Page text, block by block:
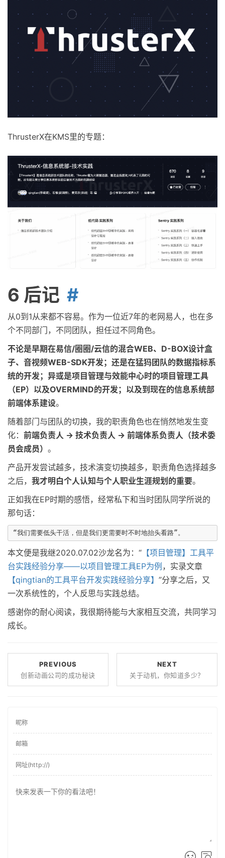
ThrusterX在KMS里的专题：
6 后记
从0到1从来都不容易。作为一位近7年的老网易人，也在多
个不同部门，不同团队，担任过不同角色。
不论是早期在易信/圈圈/云信的混合WEB、D-BOX设计盒
子、音视频WEB-SDK开发；还是在猛犸团队的数据指标系
统的开发；异或是项目管理与效能中心时的项目管理工具
（EP）以及OVERMIND的开发；以及到现在的信息系统部
前端体系建设。
随着部门与团队的切换，我的职责角色也在悄然地发生变
化： 前端负责人 -> 技术负责人 -> 前端体系负责人（技术委
员会成员） 。
产品开发尝试越多，技术演变切换越多，职责角色选择越多
之后， 我才明白个人认知与个人职业生涯规划的重要。
正如我在EP时期的感悟，经常私下和当时团队同学所说的
那句话：
本文便是我继2020.07.02沙龙名为：“ 【项目管理】工具平
台实践经验分享——以项目管理工具EP为例，实录文章
【qingtian的工具平台开发实践经验分享】 ”分享之后，又
一次系统性的，个人反思与实践总结。
感谢你的耐心阅读，我很期待能与大家相互交流，共同学习
成长。
PREVIOUS
创新动画公司的成功秘诀
NEXT
关于动机，你知道多少？